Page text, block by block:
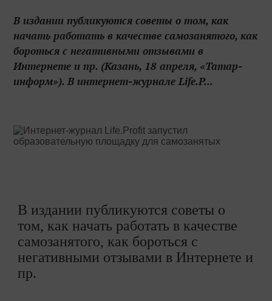
В издании публикуются советы о том, как
начать работать в качестве самозанятого, как
бороться с негативными отзывами в
Интернете и пр. (Казань, 18 апреля, «Татар-
информ»). В интернет-журнале Life.P...
В издании публикуются советы о
том, как начать работать в качестве
самозанятого, как бороться с
негативными отзывами в Интернете и
пр.